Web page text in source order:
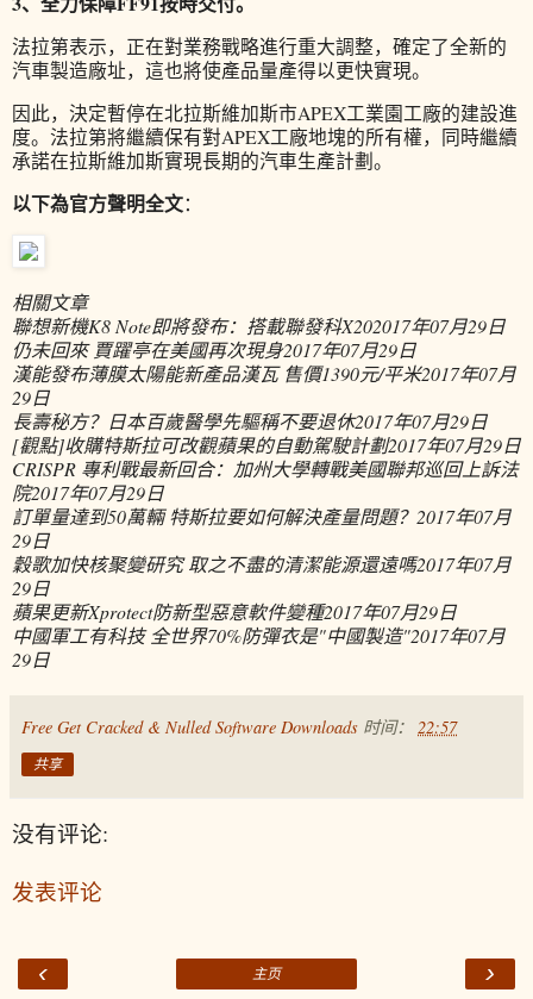
法拉第表示，正在對業務戰略進行重大調整，確定了全新的
汽車製造廠址，這也將使產品量產得以更快實現。
因此，決定暫停在北拉斯維加斯市APEX工業園工廠的建設進
度。法拉第將繼續保有對APEX工廠地塊的所有權，同時繼續
承諾在拉斯維加斯實現長期的汽車生產計劃。
以下為官方聲明全文：
相關文章
聯想新機K8 Note即將發布：搭載聯發科X202017年07月29日
仍未回來 賈躍亭在美國再次現身2017年07月29日
漢能發布薄膜太陽能新產品漢瓦 售價1390元/平米2017年07月
29日
長壽秘方？日本百歲醫學先驅稱不要退休2017年07月29日
[觀點]收購特斯拉可改觀蘋果的自動駕駛計劃2017年07月29日
CRISPR 專利戰最新回合：加州大學轉戰美國聯邦巡回上訴法
院2017年07月29日
訂單量達到50萬輛 特斯拉要如何解決產量問題？ 2017年07月
29日
穀歌加快核聚變研究 取之不盡的清潔能源還遠嗎2017年07月
29日
蘋果更新Xprotect防新型惡意軟件變種2017年07月29日
中國軍工有科技 全世界70%防彈衣是"中國製造"2017年07月
29日
Free Get Cracked & Nulled Software Downloads 时间： 22:57
共享
没有评论:
发表评论
‹ ›
主页